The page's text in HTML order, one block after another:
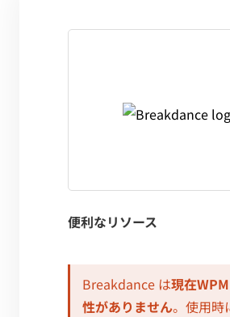
便利なリソース
Breakdance は現在
性がありません。使用時